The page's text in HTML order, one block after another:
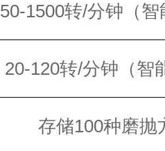
50-1500转/分钟（
20-120转/分钟（智
存储100种磨抛